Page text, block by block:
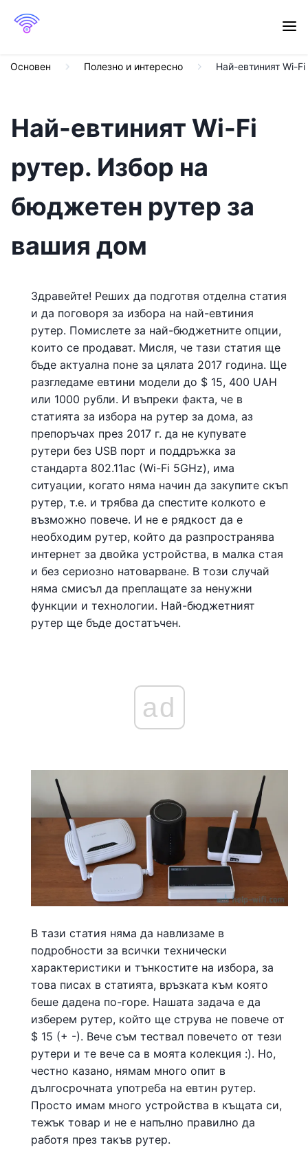
Основен Полезно и интересно Най-евтиният Wi-
Най-евтиният Wi-Fi
рутер. Избор на
бюджетен рутер за
вашия дом
Здравейте! Реших да подготвя отделна статия
и да поговоря за избора на най-евтиния
рутер. Помислете за най-бюджетните опции,
които се продават. Мисля, че тази статия ще
бъде актуална поне за цялата 2017 година. Ще
разгледаме евтини модели до $ 15, 400 UAH
или 1000 рубли. И въпреки факта, че в
статията за избора на рутер за дома, аз
препоръчах през 2017 г. да не купувате
рутери без USB порт и поддръжка за
стандарта 802.11ac (Wi-Fi 5GHz), има
ситуации, когато няма начин да закупите скъп
рутер, т.е. и трябва да спестите колкото е
възможно повече. И не е рядкост да е
необходим рутер, който да разпространява
интернет за двойка устройства, в малка стая
и без сериозно натоварване. В този случай
няма смисъл да преплащате за ненужни
функции и технологии. Най-бюджетният
рутер ще бъде достатъчен.
ad
В тази статия няма да навлизаме в
подробности за всички технически
характеристики и тънкостите на избора, за
това писах в статията, връзката към която
беше дадена по-горе. Нашата задача е да
изберем рутер, който ще струва не повече от
$ 15 (+ -). Вече съм тествал повечето от тези
рутери и те вече са в моята колекция :). Но,
честно казано, нямам много опит в
дългосрочната употреба на евтин рутер.
Просто имам много устройства в къщата си,
тежък товар и не е напълно правилно да
работя през такъв рутер.